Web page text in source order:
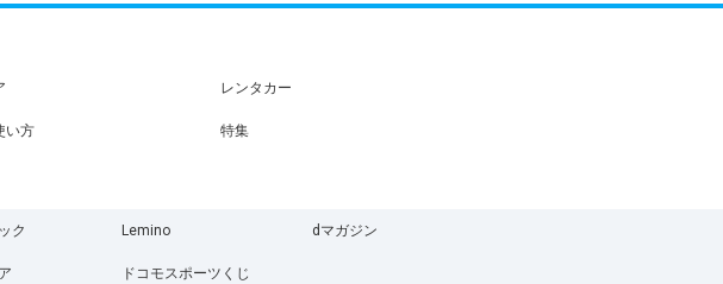
レンタカー
い方 特集
ク Lemino dマガジン
ドコモスポーツくじ